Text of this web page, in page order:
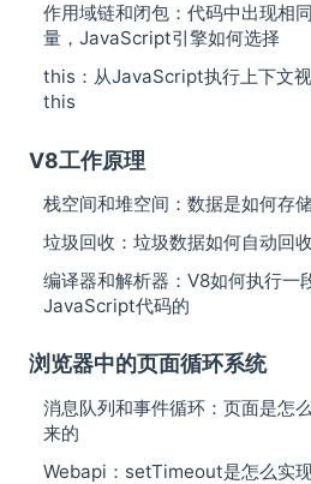
作用域链和闭包：代码中出现相
量，JavaScript引擎如何选择
this：从JavaScript执行上下文
this
V8工作原理
栈空间和堆空间：数据是如何存
垃圾回收：垃圾数据如何自动回收
编译器和解析器：V8如何执行一
JavaScript代码的
浏览器中的页面循环系统
消息队列和事件循环：页面是怎
来的
Webapi：setTimeout是怎么实